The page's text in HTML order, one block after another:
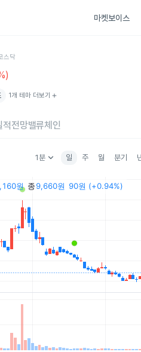
마켓보이스
스닥
1개 테마 더보기 add
적전망밸류체인
1분keyboard_arrow_down 일 주 월 분기